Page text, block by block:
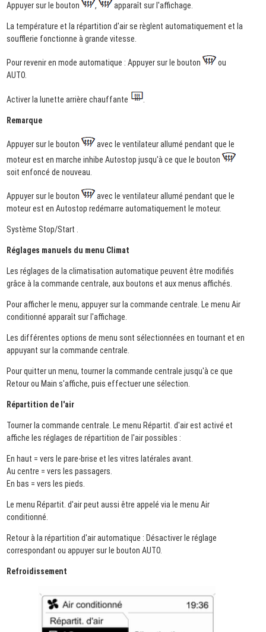
Appuyer sur le bouton , apparaît sur l'affichage.
La température et la répartition d'air se règlent automatiquement et la
soufflerie fonctionne à grande vitesse.
Pour revenir en mode automatique : Appuyer sur le bouton
ou
AUTO.
Activer la lunette arrière chauffante
Remarque
Appuyer sur le bouton
avec le ventilateur allumé pendant que le
moteur est en marche inhibe Autostop jusqu'à ce que le bouton
soit enfoncé de nouveau.
Appuyer sur le bouton
avec le ventilateur allumé pendant que le
moteur est en Autostop redémarre automatiquement le moteur.
Système Stop/Start .
Réglages manuels du menu Climat
Les réglages de la climatisation automatique peuvent être modifiés
grâce à la commande centrale, aux boutons et aux menus affichés.
Pour afficher le menu, appuyer sur la commande centrale. Le menu Air
conditionné apparaît sur l'affichage.
Les différentes options de menu sont sélectionnées en tournant et en
appuyant sur la commande centrale.
Pour quitter un menu, tourner la commande centrale jusqu'à ce que
Retour ou Main s'affiche, puis effectuer une sélection.
Répartition de l'air
Tourner la commande centrale. Le menu Répartit. d'air est activé et
affiche les réglages de répartition de l'air possibles :
En haut = vers le pare-brise et les vitres latérales avant.
Au centre = vers les passagers.
En bas = vers les pieds.
Le menu Répartit. d'air peut aussi être appelé via le menu Air
conditionné.
Retour à la répartition d'air automatique : Désactiver le réglage
correspondant ou appuyer sur le bouton AUTO.
Refroidissement